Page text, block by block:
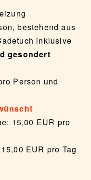
bestehend aus
inklusive
gesondert
Person und
15,00 EUR pro
EUR pro Tag